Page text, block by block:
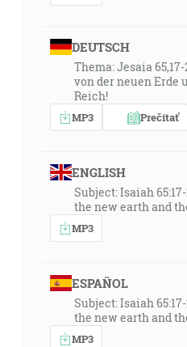
DEUTSCH
Thema: Jesaia
von der neuen Erde
Reich!
MP3 Prečítať
ENGLISH
Subject: Isaiah
the new earth and
MP3
ESPAÑOL
Subject: Isaiah
the new earth and
MP3